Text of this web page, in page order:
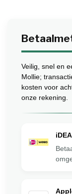
Veilig, snel en
Mollie;
kosten voor
onze rekening.